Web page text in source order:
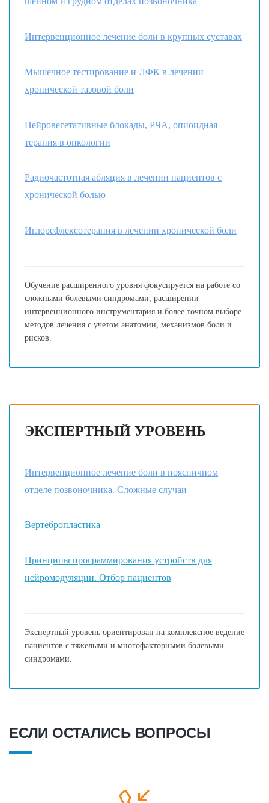
Интервенционное лечение боли в крупных суставах
Мышечное тестирование и ЛФК в лечении
хронической тазовой боли
Нейровегетативные блокады, РЧА, опиоидная
терапия в онкологии
Радиочастотная абляция в лечении пациентов с
хронической болью
Иглорефлексотерапия в лечении хронической боли
Обучение расширенного уровня фокусируется на работе со
сложными болевыми синдромами, расширении
интервенционного инструментария и более точном выборе
методов лечения с учетом анатомии, механизмов боли и
рисков.
ЭКСПЕРТНЫЙ УРОВЕНЬ
Интервенционное лечение боли в поясничном
отделе позвоночника. Сложные случаи
Вертебропластика
Принципы программирования устройств для
нейромодуляции. Отбор пациентов
Экспертный уровень ориентирован на комплексное ведение
пациентов с тяжелыми и многофакторными болевыми
синдромами.
ЕСЛИ ОСТАЛИСЬ ВОПРОСЫ